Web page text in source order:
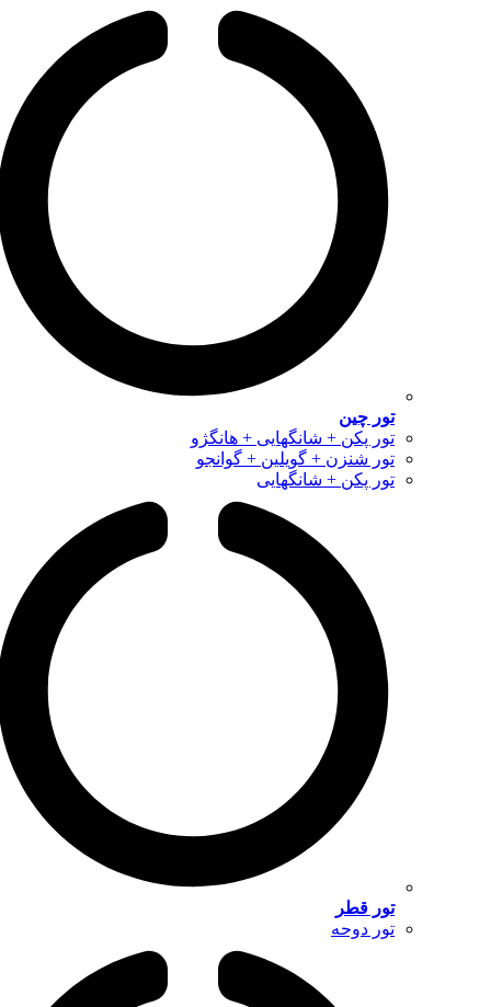
تور چین
تور پکن + شانگهایی + هانگژو
تور شنزن + گویلین + گوانجو
تور پکن + شانگهایی
تور قطر
تور دوحه